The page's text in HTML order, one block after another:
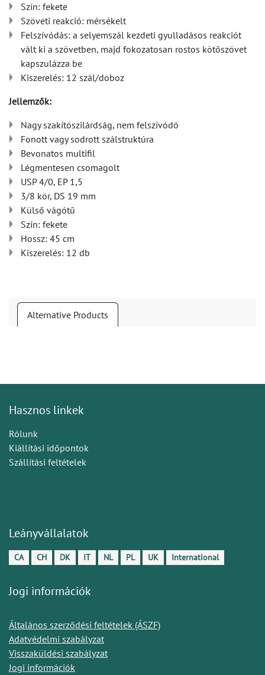
Szín: fekete
Szöveti reakció: mérsékelt
Felszívódás: a selyemszál kezdeti gyulladásos reakciót
vált ki a szövetben, majd fokozatosan rostos kötőszövet
kapszulázza be
Kiszerelés: 12 szál/doboz
Jellemzők:
Nagy szakítószilárdság, nem felszívódó
Fonott vagy sodrott szálstruktúra
Bevonatos multifil
Légmentesen csomagolt
USP 4/0, EP 1,5
3/8 kör, DS 19 mm
Külső vágótű
Szín: fekete
Hossz: 45 cm
Kiszerelés: 12 db
Alternative Products
Hasznos linkek
Rólunk
Kiállítási időpontok
Szállítási feltételek
Leányvállalatok
CA CH DK IT NL PL UK International
Jogi információk
Általános szerződési feltételek (ÁSZF)
Adatvédelmi szabályzat
Visszaküldési szabályzat
Jogi információk